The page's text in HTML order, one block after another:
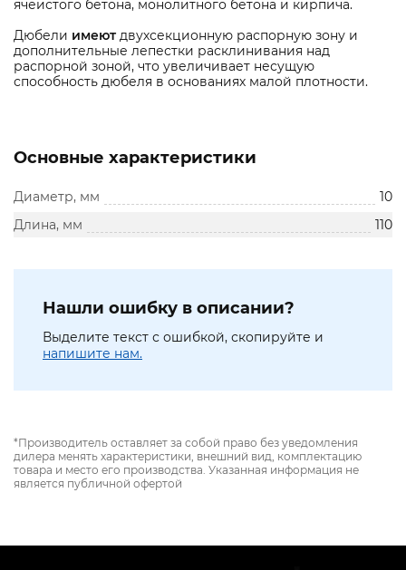
ячеистого бетона, монолитного бетона и кирпича.
Дюбели имеют двухсекционную распорную зону и
дополнительные лепестки расклинивания над
распорной зоной, что увеличивает несущую
способность дюбеля в основаниях малой плотности.
Основные характеристики
Диаметр, мм
10
Длина, мм
110
Нашли ошибку в описании?
Выделите текст с ошибкой, скопируйте и
напишите нам.
*Производитель оставляет за собой право без уведомления
дилера менять характеристики, внешний вид, комплектацию
товара и место его производства. Указанная информация не
является публичной офертой